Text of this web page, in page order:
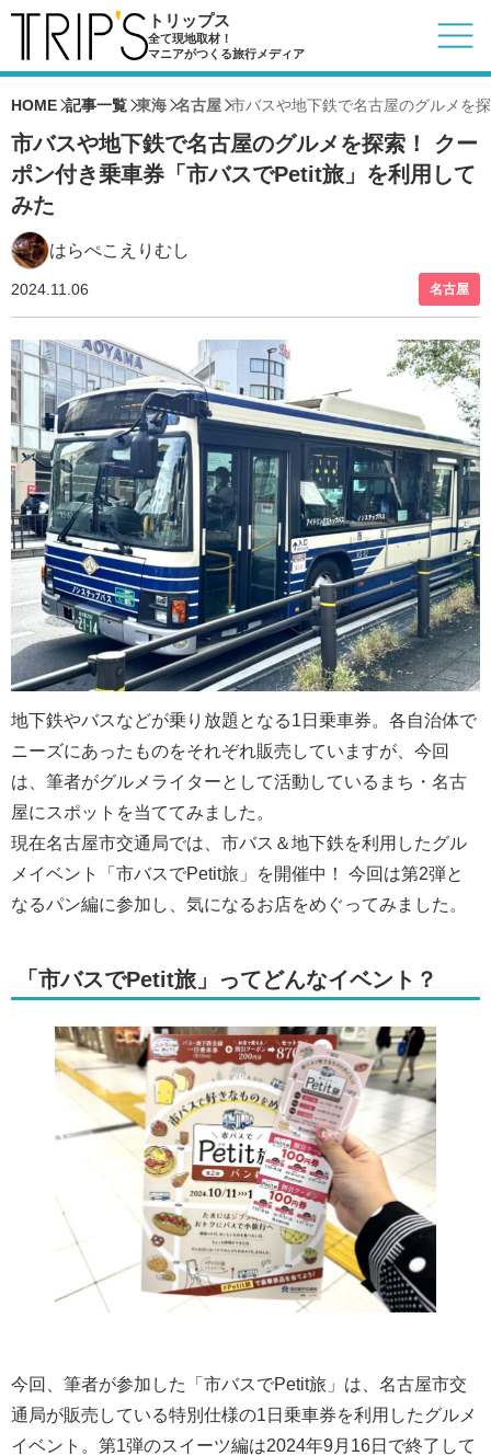
トリップス
全て現地取材！
マニアがつくる旅行メディア
HOME 記事一覧 東海 名古屋 市バスや地下鉄で名古屋のグルメを
市バスや地下鉄で名古屋のグルメを探索！ クー
ポン付き乗車券「市バスでPetit旅」を利用して
みた
はらぺこえりむし
名古屋
2024.11.06
地下鉄やバスなどが乗り放題となる1日乗車券。各自治体で
ニーズにあったものをそれぞれ販売していますが、今回
は、筆者がグルメライターとして活動しているまち・名古
屋にスポットを当ててみました。
現在名古屋市交通局では、市バス＆地下鉄を利用したグル
メイベント「市バスでPetit旅」を開催中！ 今回は第2弾と
なるパン編に参加し、気になるお店をめぐってみました。
「市バスでPetit旅」ってどんなイベント？
今回、筆者が参加した「市バスでPetit旅」は、名古屋市交
通局が販売している特別仕様の1日乗車券を利用したグルメ
イベント。第1弾のスイーツ編は2024年9月16日で終了して